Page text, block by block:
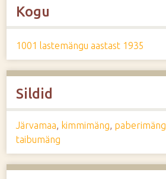
Kogu
1001 lastemängu aastast 1935
Sildid
Järvamaa, kimmimäng, paberimäng
taibumäng